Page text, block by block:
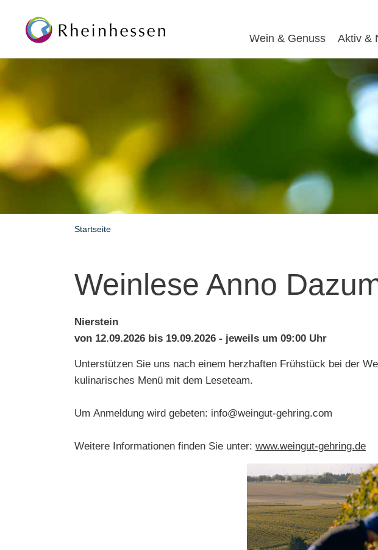
Wein & Genuss Aktiv &
Startseite
Weinlese Anno
Nierstein
von 12.09.2026 bis 19.09.2026 - jeweils um 09:00 Uhr
Unterstützen Sie uns nach einem herzhaften Frühstück bei der
kulinarisches Menü mit dem Leseteam.
Um Anmeldung wird gebeten: info@weingut-gehring.com
Weitere Informationen finden Sie unter: www.weingut-gehring.de